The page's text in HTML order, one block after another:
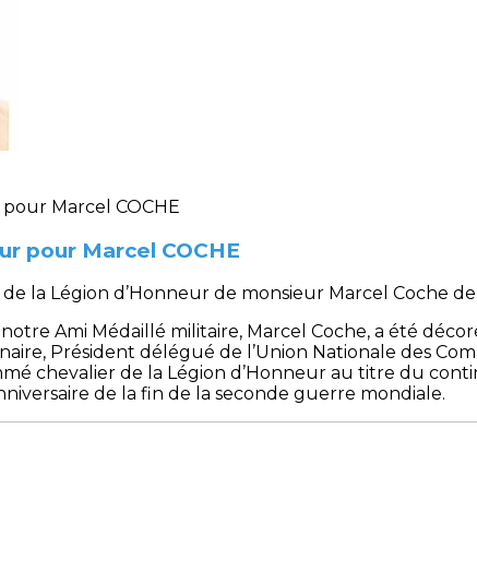
pour Marcel COCHE
la Légion d’Honneur de monsieur Marcel Coche
Ami Médaillé militaire, Marcel Coche, a été
Président délégué de l’Union Nationale des
chevalier de la Légion d’Honneur au titre du
de la fin de la seconde guerre mondiale.